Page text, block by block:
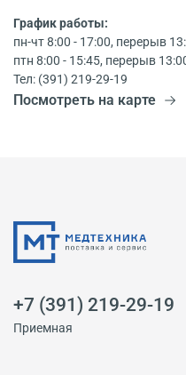
График работы:
пн-чт 8:00 - 17:00, перерыв
птн 8:00 - 15:45, перерыв
Тел: (391) 219-29-19
Посмотреть на карте
+7 (391) 219-29-19
Приемная